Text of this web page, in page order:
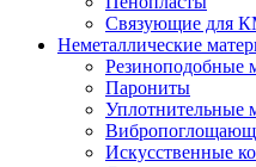
Связующие для
Неметаллические
Резиноподобные
Парониты
Уплотнительные
Искусственные